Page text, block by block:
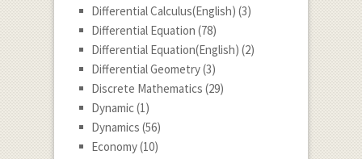
Differential Calculus(English) (3)
Differential Equation (78)
Differential Equation(English) (2)
Differential Geometry(3)
Discrete Mathematics (29)
Dynamic(1)
Dynamics (56)
Economy(10)